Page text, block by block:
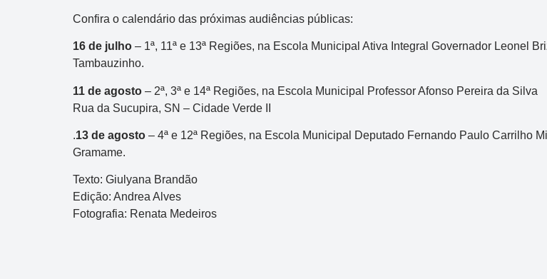
Confira o calendário das próximas audiências públicas:
16 de julho – 1ª, 11ª e 13ª Regiões, na Escola Municipal Ativa Integral Governador Leonel
Tambauzinho.
11 de agosto – 2ª, 3ª e 14ª Regiões, na Escola Municipal Professor Afonso Pereira da Silva
Rua da Sucupira, SN – Cidade Verde II
.13 de agosto – 4ª e 12ª Regiões, na Escola Municipal Deputado Fernando Paulo Carrilho
Gramame.
Texto: Giulyana Brandão
Edição: Andrea Alves
Fotografia: Renata Medeiros